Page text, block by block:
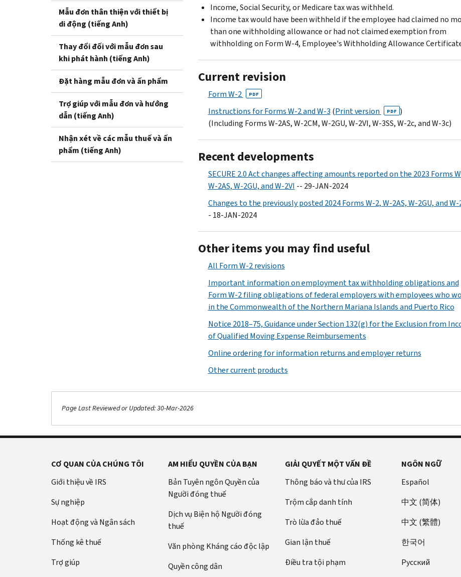
Mẫu đơn thân thiện với thiết bị
di động (tiếng Anh)
Thay đổi đối với mẫu đơn sau
khi phát hành (tiếng Anh)
Đặt hàng mẫu đơn và ấn phẩm
Trợ giúp với mẫu đơn và hướng
dẫn (tiếng Anh)
Nhận xét về các mẫu thuế và ấn
phẩm (tiếng Anh)
Income, Social Security, or Medicare tax was withheld.
Income tax would have been withheld if the employee had claimed no
than one withholding allowance or had not claimed exemption from
withholding on Form W-4, Employee's Withholding Allowance
Current revision
Form W-2 PDF
Instructions for Forms W-2 and W-3 (Print version PDF )
(Including Forms W-2AS, W-2CM, W-2GU, W-2VI, W-3SS, W-2c, and W-3c)
Recent developments
SECURE 2.0 Act changes affecting amounts reported on the 2023 Forms
W-2AS, W-2GU, and W-2VI -- 29-JAN-2024
Changes to the previously posted 2024 Forms W-2, W-2AS, W-2GU, and W-
- 18-JAN-2024
Other items you may find useful
All Form W-2 revisions
Important information on employment tax withholding obligations and
Form W-2 filing obligations of federal employers with employees who
in the Commonwealth of the Northern Mariana Islands and Puerto Rico
Notice 2018–75, Guidance under Section 132(g) for the Exclusion from
of Qualified Moving Expense Reimbursements
Online ordering for information returns and employer returns
Other current products
Page Last Reviewed or Updated: 30-Mar-2026
CƠ QUAN CỦA CHÚNG TÔI
Giới thiệu về IRS
Sự nghiệp
Hoạt động và Ngân sách
Thống kê thuế
Trợ giúp
AM HIỂU QUYỀN CỦA BẠN
Bản Tuyên ngôn Quyền của
Người đóng thuế
Dịch vụ Biện hộ Người đóng
thuế
Văn phòng Kháng cáo độc lập
Quyền công dân
GIẢI QUYẾT MỘT VẤN ĐỀ
Thông báo và thư của IRS
Trộm cắp danh tính
Trò lừa đảo thuế
Gian lận thuế
Điều tra tội phạm
NGÔN NGỮ
Español
中文 (简体)
中文 (繁體)
한국어
Pусский